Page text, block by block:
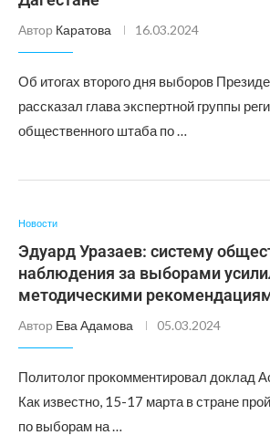
Автор Каратова 16.03.2024
Об итогах второго дня выборов
рассказал глава экспертной группы
общественного штаба по …
Новости
Эдуард Уразаев: систему
наблюдения за выборами
методическими
Автор Ева Адамова 05.03.2024
Политолог прокомментировал доклад
Как известно, 15-17 марта в стране
по выборам на …